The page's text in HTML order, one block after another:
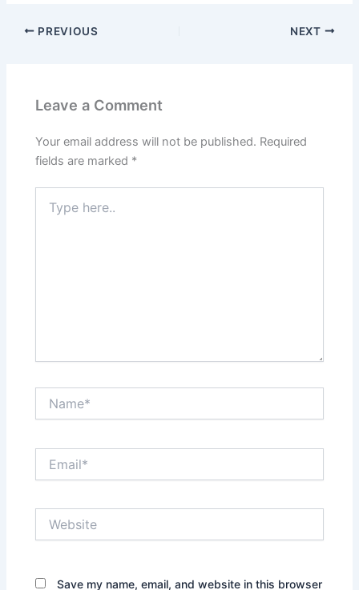
PREVIOUS NEXT
Leave a Comment
Your email address will not be published. Required
fields are marked *
here..
Save my name, email, and website in this browser